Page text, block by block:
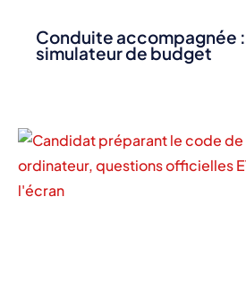
Conduite accompagnée
simulateur de budget